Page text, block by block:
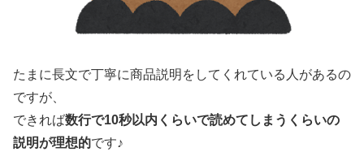
たまに長文で丁寧に商品説明をしてくれている人があるの
ですが、
できれば数行で10秒以内くらいで読めてしまうくらいの
説明が理想的です♪